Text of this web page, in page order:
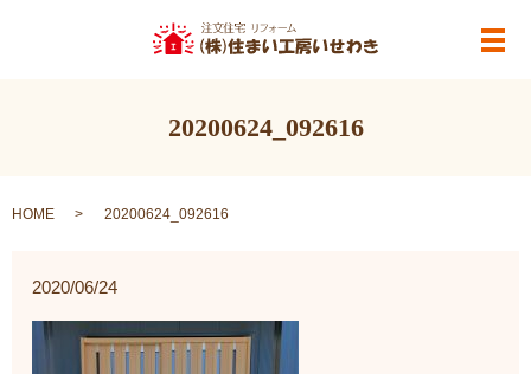
メ
20200624_092616
HOME 20200624_092616
2020/06/24